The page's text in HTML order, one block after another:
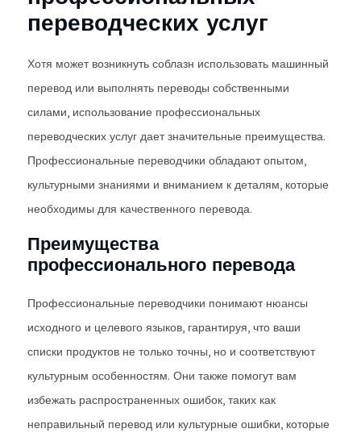
переводческих услуг
Хотя может возникнуть соблазн использовать машинный
перевод или выполнять переводы собственными
силами, использование профессиональных
переводческих услуг дает значительные преимущества.
Профессиональные переводчики обладают опытом,
культурными знаниями и вниманием к деталям, которые
необходимы для качественного перевода.
Преимущества
профессионального перевода
Профессиональные переводчики понимают нюансы
исходного и целевого языков, гарантируя, что ваши
списки продуктов не только точны, но и соответствуют
культурным особенностям. Они также помогут вам
избежать распространенных ошибок, таких как
неправильный перевод или культурные ошибки, которые